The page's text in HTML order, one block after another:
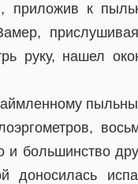
к
руку, нашел
и большинство
доносилась